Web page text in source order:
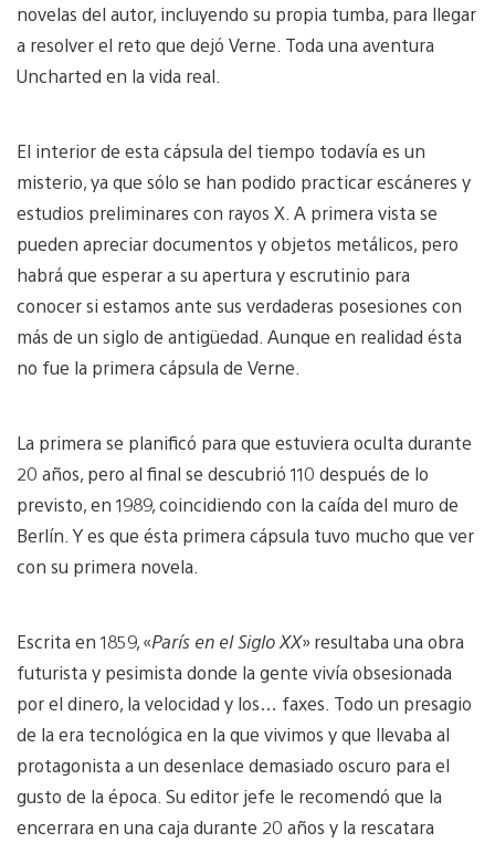
novelas del autor, incluyendo su propia tumba, para llegar
a resolver el reto que dejó Verne. Toda una aventura
Uncharted en la vida real.
El interior de esta cápsula del tiempo todavía es un
misterio, ya que sólo se han podido practicar escáneres y
estudios preliminares con rayos X. A primera vista se
pueden apreciar documentos y objetos metálicos, pero
habrá que esperar a su apertura y escrutinio para
conocer si estamos ante sus verdaderas posesiones con
más de un siglo de antigüedad. Aunque en realidad ésta
no fue la primera cápsula de Verne.
La primera se planificó para que estuviera oculta durante
20 años, pero al final se descubrió 110 después de lo
previsto, en 1989, coincidiendo con la caída del muro de
Berlín. Y es que ésta primera cápsula tuvo mucho que ver
con su primera novela.
Escrita en 1859, «París en el Siglo XX» resultaba una obra
futurista y pesimista donde la gente vivía obsesionada
por el dinero, la velocidad y los… faxes. Todo un presagio
de la era tecnológica en la que vivimos y que llevaba al
protagonista a un desenlace demasiado oscuro para el
gusto de la época. Su editor jefe le recomendó que la
encerrara en una caja durante 20 años y la rescatara